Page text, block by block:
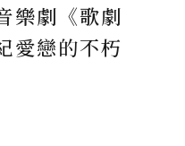
樂劇《歌劇
愛戀的不朽